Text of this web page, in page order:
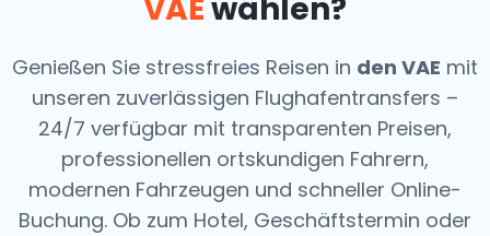
VAEwählen?
Genießen Sie stressfreies Reisen in den VAE mit
unseren zuverlässigen Flughafentransfers –
24/7 verfügbar mit transparenten Preisen,
professionellen ortskundigen Fahrern,
modernen Fahrzeugen und schneller Online-
Buchung. Ob zum Hotel, Geschäftstermin oder